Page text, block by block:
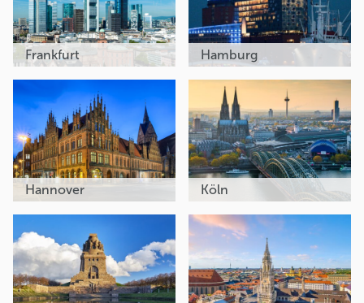
Frankfurt Hamburg
Hannover Köln